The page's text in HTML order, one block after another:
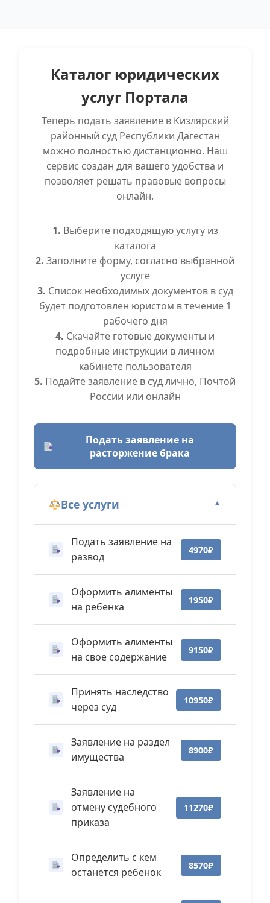
Каталог юридических
услуг Портала
Теперь подать заявление в Кизлярский
районный суд Республики Дагестан
можно полностью дистанционно. Наш
сервис создан для вашего удобства и
позволяет решать правовые вопросы
онлайн.
1. Выберите подходящую услугу из
каталога
2. Заполните форму, согласно выбранной
услуге
3. Список необходимых документов в суд
будет подготовлен юристом в течение 1
рабочего дня
4. Скачайте готовые документы и
подробные инструкции в личном
кабинете пользователя
5. Подайте заявление в суд лично, Почтой
России или онлайн
Подать заявление на
расторжение брака
Все услуги ▼
Подать заявление на
развод
4970₽
Оформить алименты
на ребенка
1950₽
Оформить алименты
на свое содержание
9150₽
Принять наследство
через суд
10950₽
Заявление на раздел
имущества
8900₽
Заявление на
отмену судебного
приказа
11270₽
Определить с кем
останется ребенок
8570₽